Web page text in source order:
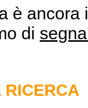
è
di
RICERCA